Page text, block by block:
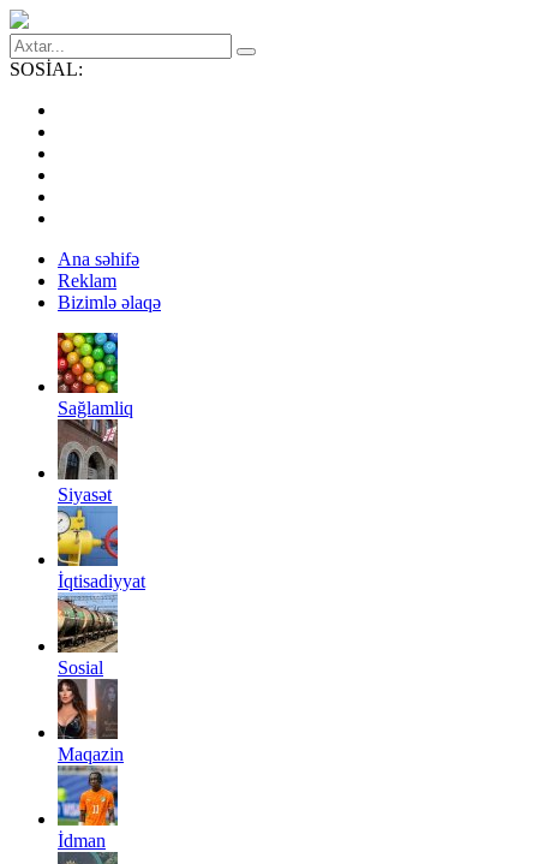
SOSİAL:
Ana səhifə
Reklam
Bizimlə əlaqə
Sağlamliq
Siyasət
İqtisadiyyat
Sosial
Maqazin
İdman